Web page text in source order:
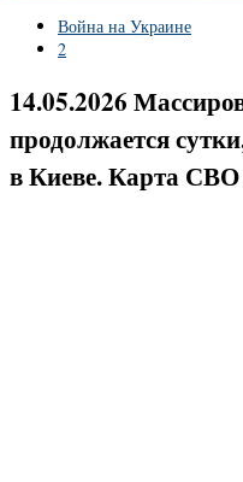
Война на Украине
2
14.05.2026
продолжается
в Киеве. Карта СВО